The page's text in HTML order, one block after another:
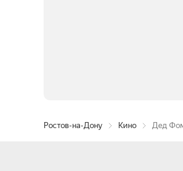
Ростов-на-Дону Кино Дед